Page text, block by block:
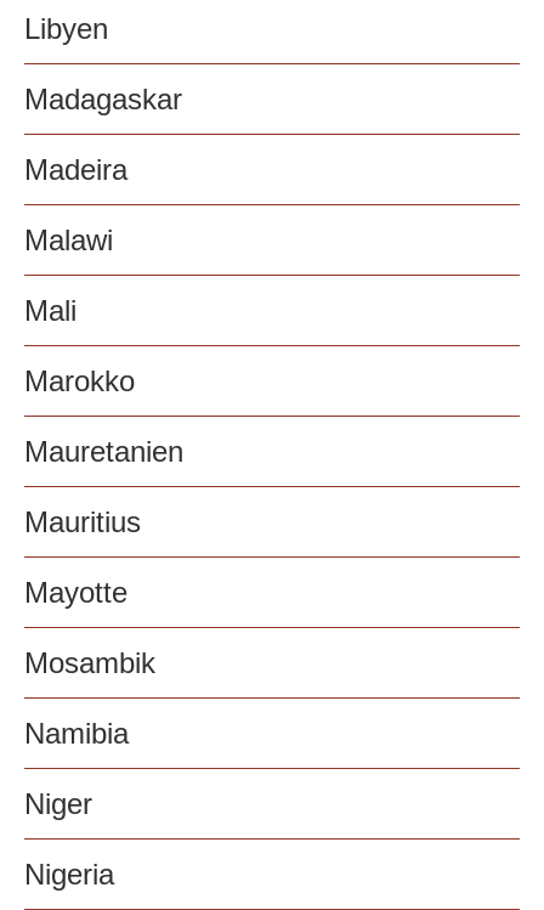
Libyen
Madagaskar
Madeira
Malawi
Mali
Marokko
Mauretanien
Mauritius
Mayotte
Mosambik
Namibia
Niger
Nigeria